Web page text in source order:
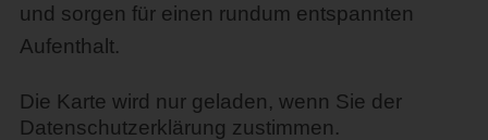
und sorgen für einen rundum entspannten
Aufenthalt.
Die Karte wird nur geladen, wenn Sie der
Datenschutzerklärung zustimmen.